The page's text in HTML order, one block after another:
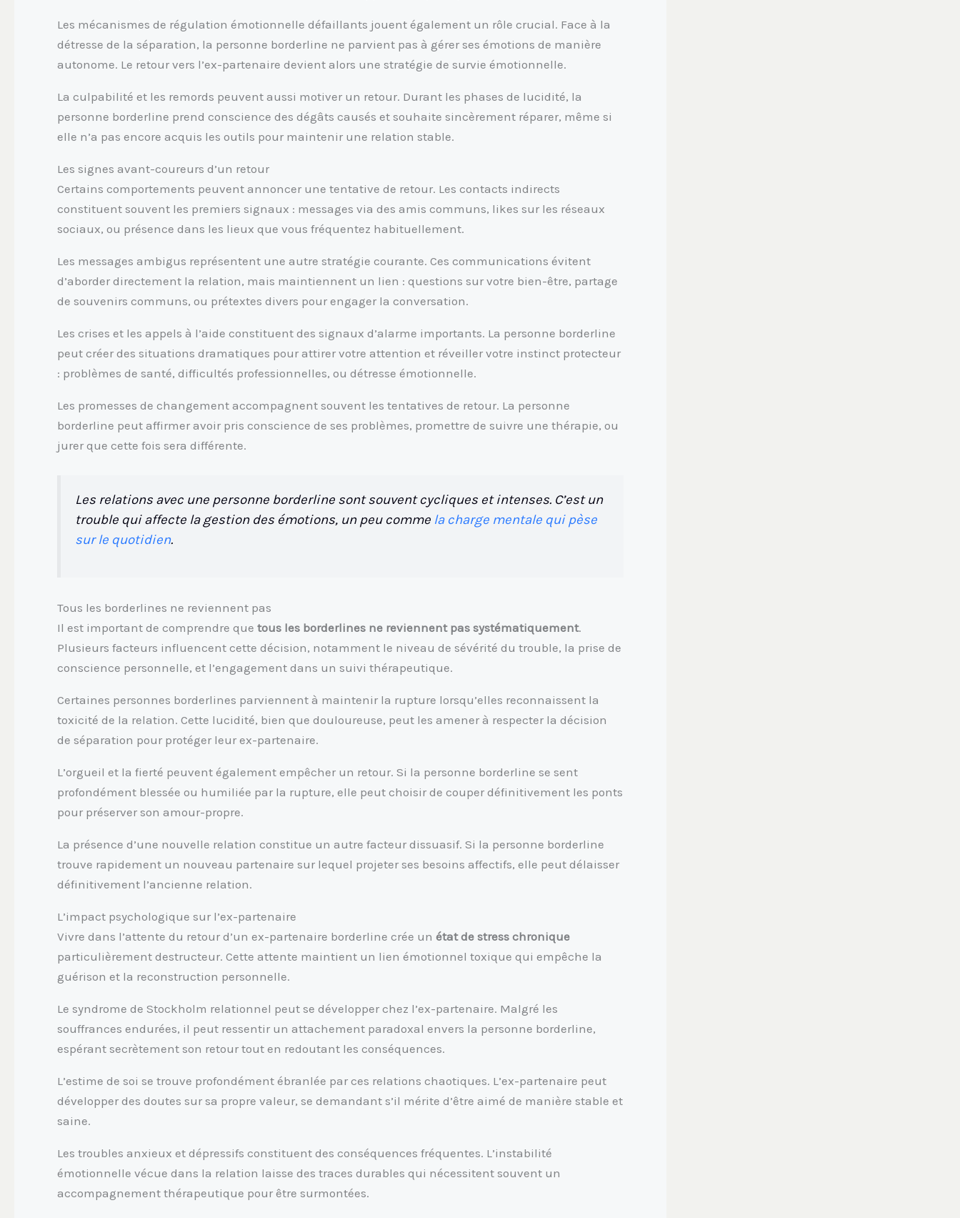
Les mécanismes de régulation émotionnelle défaillants jouent également un rôle crucial. Face à la
détresse de la séparation, la personne borderline ne parvient pas à gérer ses émotions de manière
autonome. Le retour vers l’ex-partenaire devient alors une stratégie de survie émotionnelle.
La culpabilité et les remords peuvent aussi motiver un retour. Durant les phases de lucidité, la
personne borderline prend conscience des dégâts causés et souhaite sincèrement réparer, même si
elle n’a pas encore acquis les outils pour maintenir une relation stable.
Les signes avant-coureurs d’un retour
Certains comportements peuvent annoncer une tentative de retour. Les contacts indirects
constituent souvent les premiers signaux : messages via des amis communs, likes sur les réseaux
sociaux, ou présence dans les lieux que vous fréquentez habituellement.
Les messages ambigus représentent une autre stratégie courante. Ces communications évitent
d’aborder directement la relation, mais maintiennent un lien : questions sur votre bien-être, partage
de souvenirs communs, ou prétextes divers pour engager la conversation.
Les crises et les appels à l’aide constituent des signaux d’alarme importants. La personne borderline
peut créer des situations dramatiques pour attirer votre attention et réveiller votre instinct protecteur
: problèmes de santé, difficultés professionnelles, ou détresse émotionnelle.
Les promesses de changement accompagnent souvent les tentatives de retour. La personne
borderline peut affirmer avoir pris conscience de ses problèmes, promettre de suivre une thérapie, ou
jurer que cette fois sera différente.
Les relations avec une personne borderline sont souvent cycliques et intenses. C’est un
trouble qui affecte la gestion des émotions, un peu comme la charge mentale qui pèse
sur le quotidien.
Tous les borderlines ne reviennent pas
Il est important de comprendre que tous les borderlines ne reviennent pas systématiquement.
Plusieurs facteurs influencent cette décision, notamment le niveau de sévérité du trouble, la prise de
conscience personnelle, et l’engagement dans un suivi thérapeutique.
Certaines personnes borderlines parviennent à maintenir la rupture lorsqu’elles reconnaissent la
toxicité de la relation. Cette lucidité, bien que douloureuse, peut les amener à respecter la décision
de séparation pour protéger leur ex-partenaire.
L’orgueil et la fierté peuvent également empêcher un retour. Si la personne borderline se sent
profondément blessée ou humiliée par la rupture, elle peut choisir de couper définitivement les ponts
pour préserver son amour-propre.
La présence d’une nouvelle relation constitue un autre facteur dissuasif. Si la personne borderline
trouve rapidement un nouveau partenaire sur lequel projeter ses besoins affectifs, elle peut délaisser
définitivement l’ancienne relation.
L’impact psychologique sur l’ex-partenaire
Vivre dans l’attente du retour d’un ex-partenaire borderline crée un état de stress chronique
particulièrement destructeur. Cette attente maintient un lien émotionnel toxique qui empêche la
guérison et la reconstruction personnelle.
Le syndrome de Stockholm relationnel peut se développer chez l’ex-partenaire. Malgré les
souffrances endurées, il peut ressentir un attachement paradoxal envers la personne borderline,
espérant secrètement son retour tout en redoutant les conséquences.
L’estime de soi se trouve profondément ébranlée par ces relations chaotiques. L’ex-partenaire peut
développer des doutes sur sa propre valeur, se demandant s’il mérite d’être aimé de manière stable et
saine.
Les troubles anxieux et dépressifs constituent des conséquences fréquentes. L’instabilité
émotionnelle vécue dans la relation laisse des traces durables qui nécessitent souvent un
accompagnement thérapeutique pour être surmontées.